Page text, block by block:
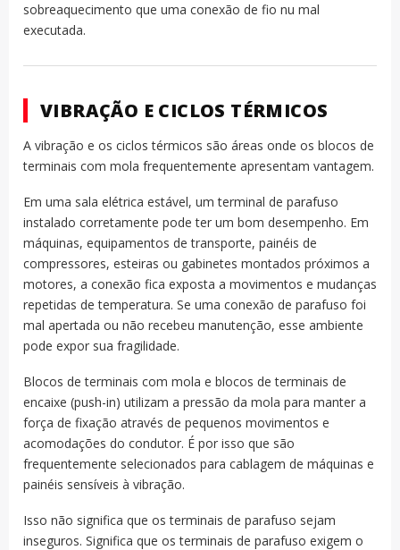
sobreaquecimento que uma conexão de fio nu mal
executada.
VIBRAÇÃO E CICLOS TÉRMICOS
A vibração e os ciclos térmicos são áreas onde os blocos de
terminais com mola frequentemente apresentam vantagem.
Em uma sala elétrica estável, um terminal de parafuso
instalado corretamente pode ter um bom desempenho. Em
máquinas, equipamentos de transporte, painéis de
compressores, esteiras ou gabinetes montados próximos a
motores, a conexão fica exposta a movimentos e mudanças
repetidas de temperatura. Se uma conexão de parafuso foi
mal apertada ou não recebeu manutenção, esse ambiente
pode expor sua fragilidade.
Blocos de terminais com mola e blocos de terminais de
encaixe (push-in) utilizam a pressão da mola para manter a
força de fixação através de pequenos movimentos e
acomodações do condutor. É por isso que são
frequentemente selecionados para cablagem de máquinas e
painéis sensíveis à vibração.
Isso não significa que os terminais de parafuso sejam
inseguros. Significa que os terminais de parafuso exigem o